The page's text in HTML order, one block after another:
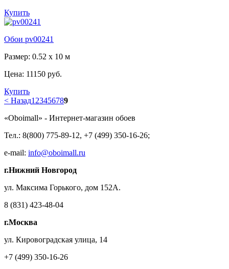
Купить
Обои pv00241
Размер: 0.52 x 10 м
Цена: 11150 руб.
Купить
< Назад1 23456789
«Oboimall» - Интернет-магазин обоев
Тел.: 8(800) 775-89-12, +7 (499) 350-16-26;
e-mail: info@oboimall.ru
г.Нижний Новгород
ул. Максима Горького, дом 152А.
8 (831) 423-48-04
г.Москва
ул. Кировоградская улица, 14
+7 (499) 350-16-26